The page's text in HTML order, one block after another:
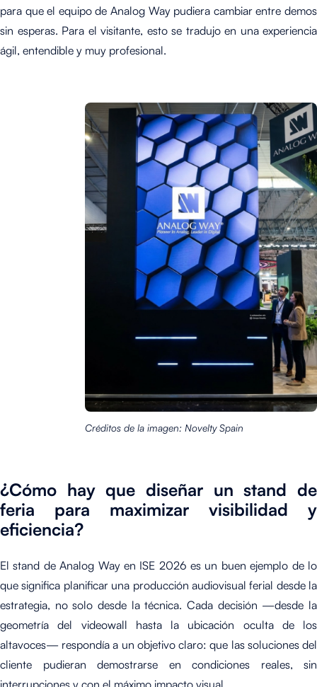
para que el equipo de Analog Way pudiera cambiar entre demos
sin esperas. Para el visitante, esto se tradujo en una experiencia
ágil, entendible y muy profesional.
Créditos de la imagen: Novelty Spain
¿Cómo hay que diseñar un stand de
feria para maximizar visibilidad y
eficiencia?
El stand de Analog Way en ISE 2026 es un buen ejemplo de lo
que significa planificar una producción audiovisual ferial desde la
estrategia, no solo desde la técnica. Cada decisión —desde la
geometría del videowall hasta la ubicación oculta de los
altavoces— respondía a un objetivo claro: que las soluciones del
cliente pudieran demostrarse en condiciones reales, sin
interrupciones y con el máximo impacto visual.